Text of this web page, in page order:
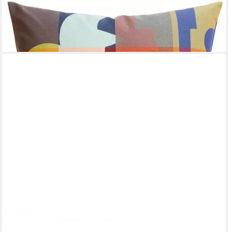
ROHLEDER
Kissenhülle Kissenhülle Patch Patch Warm (60x60cm)
127,00 €
lieferbar - in 2-3 Werktagen bei dir